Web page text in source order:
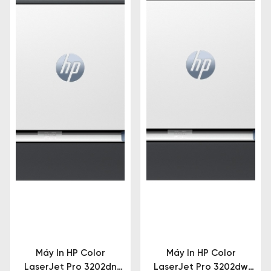
Trường Thịnh Phátđể tham khảo thêm một số loại
Máy In HP Color
LaserJet Pro 3202dn
Máy In HP Color
LaserJet Pro 3202dw